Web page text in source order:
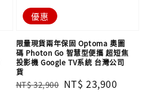
優惠
限量現貨兩年保固 Optoma 奧圖
碼 Photon Go 智慧型便攜 超短焦
投影機 Google TV系統 台灣公司
貨
Regular
NT$ 32,900 Sale
NT$ 23,900